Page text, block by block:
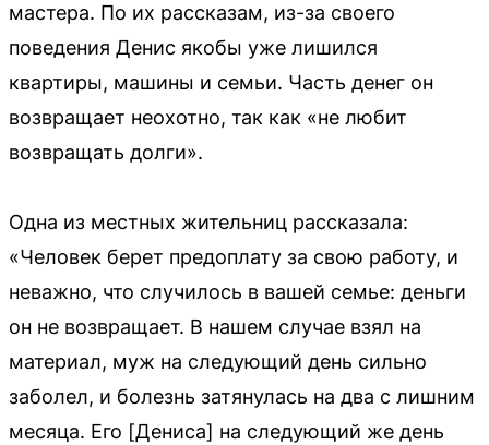
мастера. По их рассказам, из-за своего
поведения Денис якобы уже лишился
квартиры, машины и семьи. Часть денег он
возвращает неохотно, так как «не любит
возвращать долги».
Одна из местных жительниц рассказала:
«Человек берет предоплату за свою работу, и
неважно, что случилось в вашей семье: деньги
он не возвращает. В нашем случае взял на
материал, муж на следующий день сильно
заболел, и болезнь затянулась на два с лишним
месяца. Его [Дениса] на следующий же день